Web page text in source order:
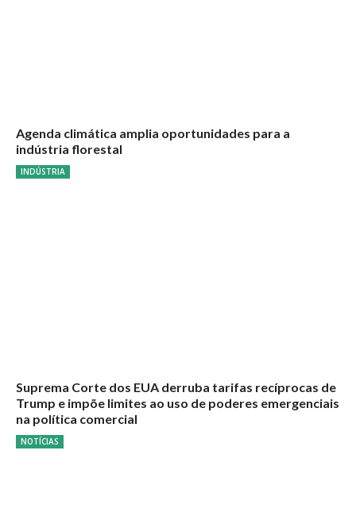
Agenda climática amplia oportunidades para a
indústria florestal
INDÚSTRIA
Suprema Corte dos EUA derruba tarifas recíprocas de
Trump e impõe limites ao uso de poderes emergenciais
na política comercial
NOTÍCIAS